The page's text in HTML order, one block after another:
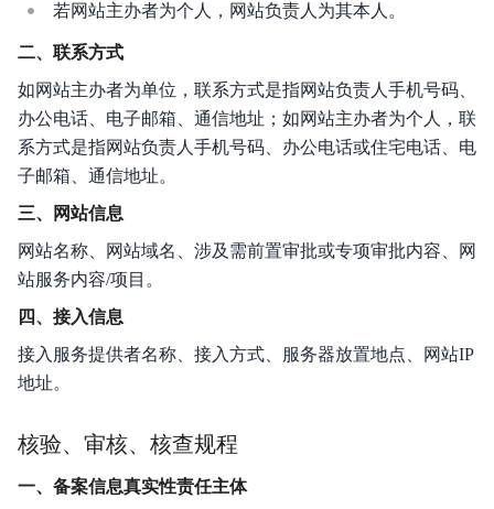
若网站主办者为个人，网站负责人为其本人。
二、联系方式
如网站主办者为单位，联系方式是指网站负责人手机号码、
办公电话、电子邮箱、通信地址；如网站主办者为个人，联
系方式是指网站负责人手机号码、办公电话或住宅电话、电
子邮箱、通信地址。
三、网站信息
网站名称、网站域名、涉及需前置审批或专项审批内容、网
站服务内容/项目。
四、接入信息
接入服务提供者名称、接入方式、服务器放置地点、网站IP
地址。
核验、审核、核查规程
一、备案信息真实性责任主体